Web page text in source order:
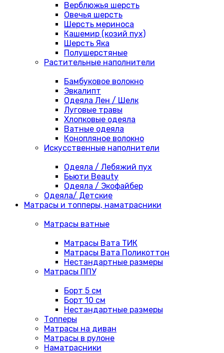
Верблюжья шерсть
Овечья шерсть
Шерсть мериноса
Кашемир (козий пух)
Шерсть Яка
Полушерстяные
Растительные наполнители
Бамбуковое волокно
Эвкалипт
Одеяла Лен / Шелк
Луговые травы
Хлопковые одеяла
Ватные одеяла
Конопляное волокно
Искусственные наполнители
Одеяла / Лебяжий пух
Бьюти Beauty
Одеяла / Экофайбер
Одеяла/ Детские
Матрасы и топперы, наматрасники
Матрасы ватные
Матрасы Вата ТИК
Матрасы Вата Поликоттон
Нестандартные размеры
Матрасы ППУ
Борт 5 см
Борт 10 см
Нестандартные размеры
Топперы
Матрасы на диван
Матрасы в рулоне
Наматрасники